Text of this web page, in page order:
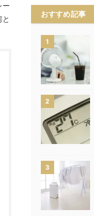
ー
おすすめ記事
1
2
3